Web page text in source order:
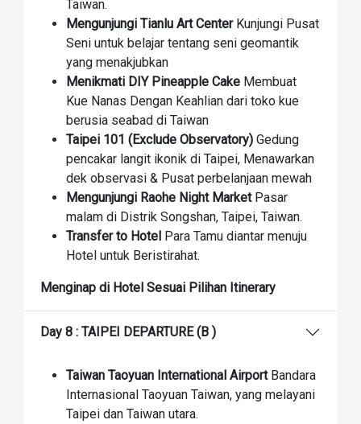
Taiwan.
Mengunjungi Tianlu Art Center Kunjungi Pusat
Seni untuk belajar tentang seni geomantik
yang menakjubkan
Menikmati DIY Pineapple Cake Membuat
Kue Nanas Dengan Keahlian dari toko kue
berusia seabad di Taiwan
Taipei 101 (Exclude Observatory) Gedung
pencakar langit ikonik di Taipei, Menawarkan
dek observasi & Pusat perbelanjaan mewah
Mengunjungi Raohe Night Market Pasar
malam di Distrik Songshan, Taipei, Taiwan.
Transfer to Hotel Para Tamu diantar menuju
Hotel untuk Beristirahat.
Menginap di Hotel Sesuai Pilihan Itinerary
Day 8 : TAIPEI DEPARTURE (B )
Taiwan Taoyuan International Airport Bandara
Internasional Taoyuan Taiwan, yang melayani
Taipei dan Taiwan utara.